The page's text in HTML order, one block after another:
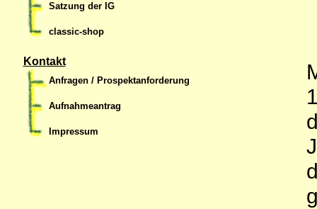
Satzung der IG
classic-shop
Kontakt
Anfragen / Prospektanforderung
Aufnahmeantrag
Impressum